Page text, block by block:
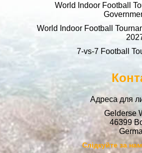
World Indoor Football
World Indoor Football
7-vs-7 Football
Адреса для
Gelderse
46399
Слідкуйте за